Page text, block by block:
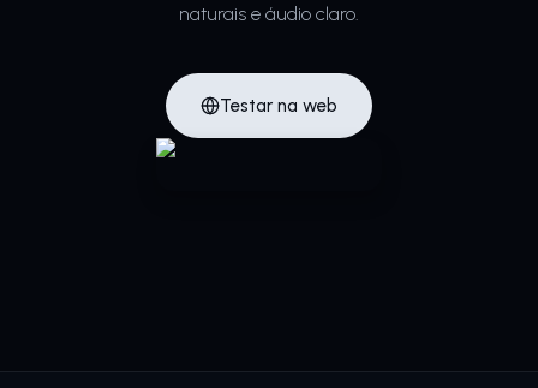
naturais e áudio claro.
Testar na web